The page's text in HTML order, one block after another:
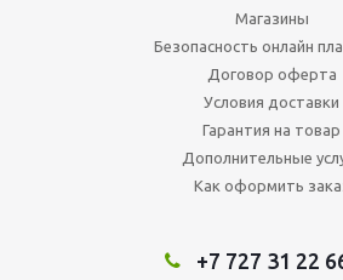
Магазины
Безопасность онлайн
Договор оферта
Условия доставки
Гарантия на товар
Дополнительные
Как оформить
+7 727 31 22